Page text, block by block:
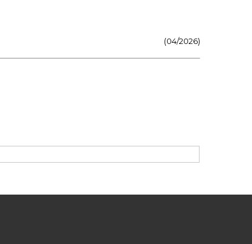
(04/2026)